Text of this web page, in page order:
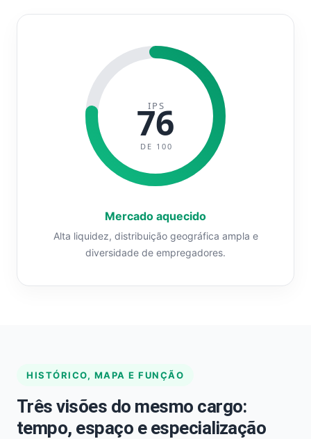
IPS
76
DE 100
Mercado aquecido
Alta liquidez, distribuição geográfica ampla e
diversidade de empregadores.
HISTÓRICO, MAPA E FUNÇÃO
Três visões do mesmo cargo:
tempo, espaço e especialização